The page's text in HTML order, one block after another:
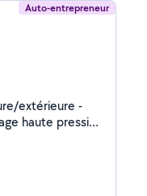
Auto-entrepreneur
haute pression